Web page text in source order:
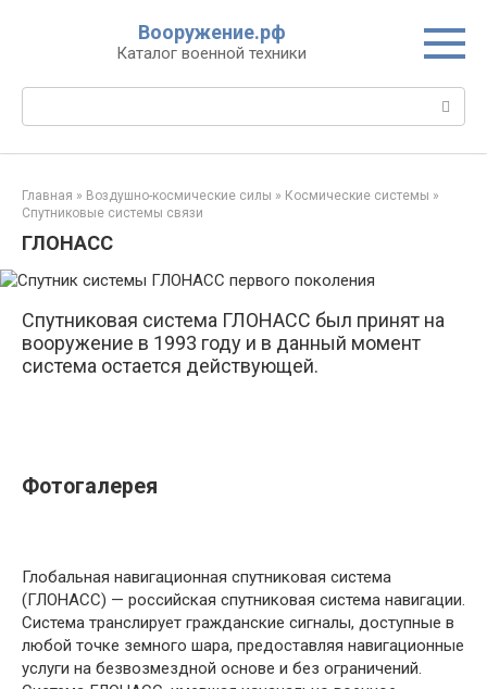
Вооружение.рф
Каталог военной техники
Поиск:
Главная » Воздушно-космические силы » Космические системы »
Спутниковые системы связи
ГЛОНАСС
Спутниковая система ГЛОНАСС был принят на
вооружение в 1993 году и в данный момент
система остается действующей.
Фотогалерея
Глобальная навигационная спутниковая система
(ГЛОНАСС) — российская спутниковая система навигации.
Система транслирует гражданские сигналы, доступные в
любой точке земного шара, предоставляя навигационные
услуги на безвозмездной основе и без ограничений.